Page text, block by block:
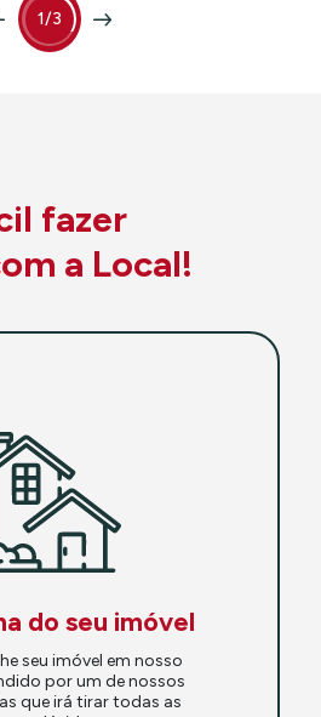
1/3
fazer
a Local!
do seu imóvel
seu imóvel em nosso
por um de nossos
que irá tirar todas as